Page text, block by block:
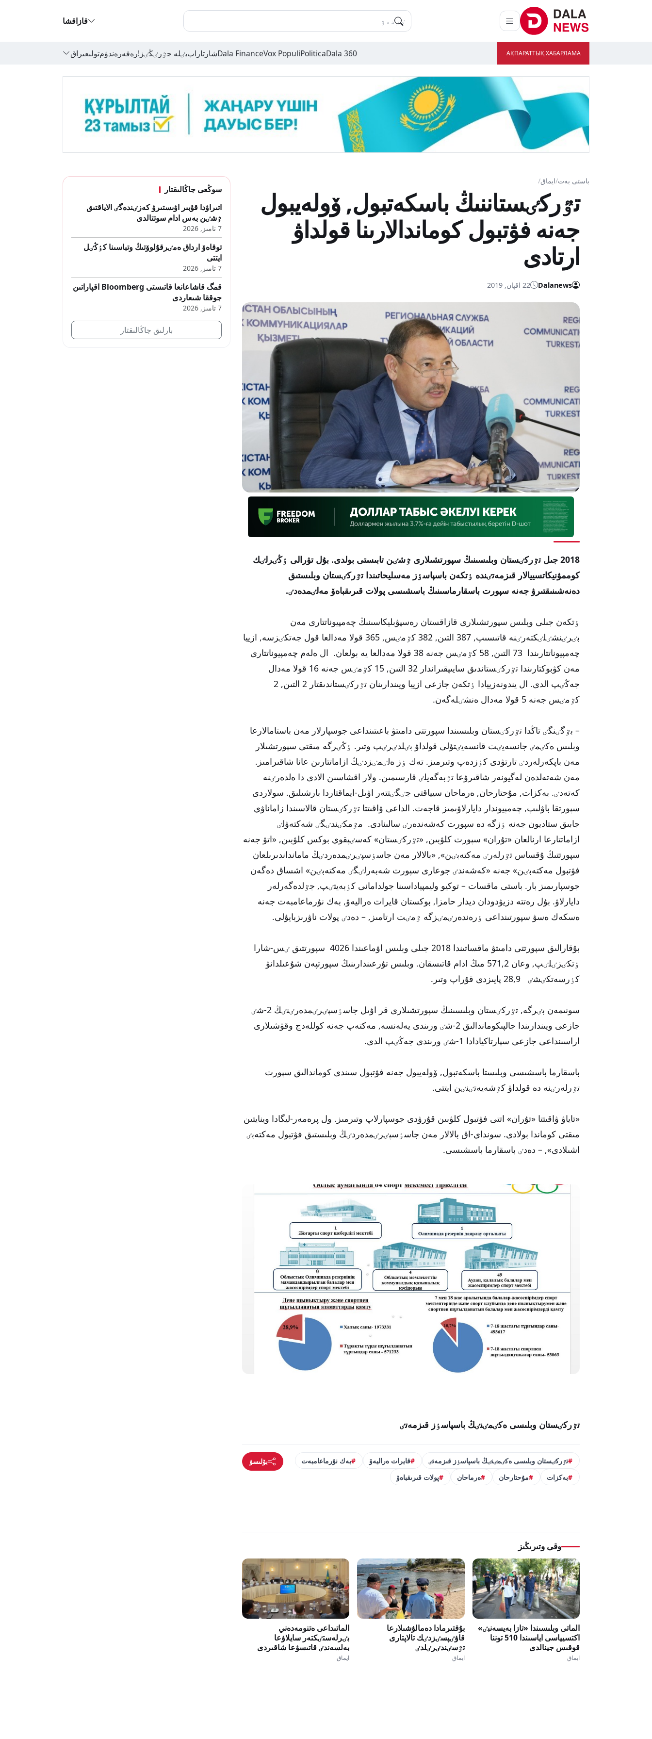
قازاقشا
АҚПАРАТТЫҚ ХАБАРЛАМА
Dala 360
Politica
Vox Populi
Dala Financeشارتاراپبٸلە جٷرٸڭٸز!رەفەرەندۋمتولىعىراق
باستى بەت/ايماق/
تٷركٸستاننىڭ باسكەتبول, ۆولەيبول
جەنە فۋتبول كوماندالارىنا قولداۋ
ارتادى
Dalanews 22 اقپان, 2019
2018 جىل تٷركٸستان وبلىسىنىڭ سپورتشىلارى ٷشٸن تابىستى بولدى. بۇل تۋرالى ٶڭٸرلٸك
كوممۋنيكاتسييالار قىزمەتٸندە ٶتكەن باسپاسٶز مەسليحاتىندا تٷركٸستان وبلىستىق
دەنەشىنىقتىرۋ جەنە سپورت باسقارماسىنىڭ باسشىسى پولات قىرىقباەۆ مەلٸمدەدٸ.
ٶتكەن جىلى وبلىس سپورتشىلارى قازاقستان رەسپۋبليكاسىنىڭ چەمپيوناتتارى مەن
بٸرٸنشٸلٸكتەرٸنە قاتىسىپ, 387 التىن, 382 كٷمٸس, 365 قولا مەدالعا قول جەتكٸزسە, ازييا
چەمپيوناتتارىندا 73 التىن, 58 كٷمٸس جەنە 38 قولا مەدالعا يە بولعان. ال ەلەم چەمپيوناتتارى
مەن كۋبوكتارىندا تٷركٸستاندىق سايىپقىراندار 32 التىن, 15 كٷمٸس جەنە 16 قولا مەدال
جەڭٸپ الدى. ال يندونەزييادا ٶتكەن جازعى ازييا ويىندارىنان تٷركٸستاندىقتار 2 التىن, 2
كٷمٸس جەنە 5 قولا مەدال ەنشٸلەگەن.
– بٷگٸنگٸ تاڭدا تٷركٸستان وبلىسىندا سپورتتى دامىتۋ باعىتىنداعى جوسپارلار مەن باستامالارعا
وبلىس ەكٸمٸ جانسەيٸت قانسەيٸتۇلى قولداۋ بٸلدٸرٸپ وتىر. ٶڭٸرگە مىقتى سپورتشىلار
مەن باپكەرلەردٸ تارتۋدى كٶزدەپ وتىرمىز. تەك ٶز ەلٸمٸزدٸڭ ازاماتتارىن عانا شاقىرامىز.
مەن شەتەلدەن لەگيونەر شاقىرۋعا تٷبەگەيلٸ قارسىمىن. ولار اقشاسىن الادى دا ەلدەرٸنە
كەتەدٸ. بەكزات, مۇحتارحان, ەرماحان سيياقتى جٸگٸتتەر اۋىل-ايماقتاردا بارشىلىق. سولاردى
سپورتقا باۋلىپ, چەمپيوندار دايارلاۋىمىز قاجەت. الداعى ۋاقىتتا تٷركٸستان قالاسىندا زاماناۋي
جابىق ستاديون جەنە ٶزگە دە سپورت كەشەندەرٸ سالىنادى. مٷمكٸندٸگٸ شەكتەۋلٸ
ازاماتتارعا ارنالعان «تۇران» سپورت كلۋبىن, «تٷركٸستان» كەسٸپقوي بوكس كلۋبىن, «اتۋ جەنە
سپورتتىڭ ۇقساس تٷرلەرٸ مەكتەبٸن», «بالالار مەن جاسٶسپٸرٸمدەردٸڭ مامانداندىرىلعان
فۋتبول مەكتەبٸن» جەنە «كەشەندٸ جوعارى سپورت شەبەرلٸگٸ مەكتەبٸن» اشساق دەگەن
جوسپارىمىز بار. باستى ماقسات – توكيو وليمپياداسىنا جولدامانى كٶبەيتٸپ, جٷلدەگەرلەر
دايارلاۋ. بۇل رەتتە دزيۋدودان ديدار حامزا, بوكستان قايرات ەراليەۆ, بەك نۇرماعامبەت جەنە
ەسكەك ەسۋ سپورتىنداعى ٶرەندەرٸمٸزگە ٷمٸت ارتامىز, – دەدٸ پولات ناۋرىزبايۇلى.
بۇقارالىق سپورتتى دامىتۋ ماقساتىندا 2018 جىلى وبلىس اۋماعىندا 4026 سپورتتىق ٸس-شارا
ٶتكٸزٸلٸپ, وعان 571,2 مىڭ ادام قاتىسقان. وبلىس تۇرعىندارىنىڭ سپورتپەن شۇعىلدانۋ
كٶرسەتكٸشٸ 28,9 پايىزدى قۇراپ وتىر.
سونىمەن بٸرگە, تٷركٸستان وبلىسىنىڭ سپورتشىلارى قر اۋىل جاسٶسپٸرٸمدەرٸنٸڭ 2-شٸ
جازعى ويىندارىندا جالپىكوماندالىق 2-شٸ ورىندى يەلەنسە, مەكتەپ جەنە كوللەدج وقۋشىلارى
اراسىنداعى جازعى سپارتاكيادادا 1-شٸ ورىندى جەڭٸپ الدى.
باسقارما باسشىسى وبلىستا باسكەتبول, ۆولەيبول جەنە فۋتبول سىندى كوماندالىق سپورت
تٷرلەرٸنە دە قولداۋ كٷشەيەتٸنٸن ايتتى.
«تاياۋ ۋاقىتتا «تۇران» اتتى فۋتبول كلۋبىن قۇرۋدى جوسپارلاپ وتىرمىز. ول پرەمەر-ليگادا وينايتىن
مىقتى كوماندا بولادى. سونداي-اق بالالار مەن جاسٶسپٸرٸمدەردٸڭ وبلىستىق فۋتبول مەكتەبٸ
اشىلادى», – دەدٸ باسقارما باسشىسى.
تٷركٸستان وبلىسى ەكٸمٸنٸڭ باسپاسٶز قىزمەتٸ
تٷركٸستان وبلىسى ەكٸمٸنٸڭ باسپاسٶز قىزمەتٸ قايرات ەراليەۆ
بەك نۇرماعامبەت
بەكزات
مۇحتارحان ەرماحان پولات قىرىقباەۆ
بۆلىسۋ
وقى وتىرىڭىز
الماتى وبلىسىندا «تازا بەيسەنبٸ»
اكتسيياسى اياسىندا 510 توننا
قوقىس جينالدى
ايماق
بۇقتىرمادا دەمالۋشىلارعا
قاۋٸپسٸزدٸك تالاپتارى
تٷسٸندٸرٸلدٸ
ايماق
الماتىداعى ەتنومەدەني
بٸرلەستٸكتەر سايلاۋعا
بەلسەندٸ قاتىسۋعا شاقىردى
ايماق
سوڭعى جاڭالىقتار
اتىراۋدا قۇبىر اۋىستىرۋ كەزٸندەگٸ الاياقتىق
ٷشٸن بەس ادام سوتتالدى
7 تامىز, 2026
توقاەۆ ارداق ەمٸرقۇلوۆتىڭ وتباسىنا كٶڭٸل
ايتتى
7 تامىز, 2026
قمگ قاشاعانعا قاتىستى Bloomberg اقپاراتىن
جوققا شىعاردى
7 تامىز, 2026
بارلىق جاڭالىقتار